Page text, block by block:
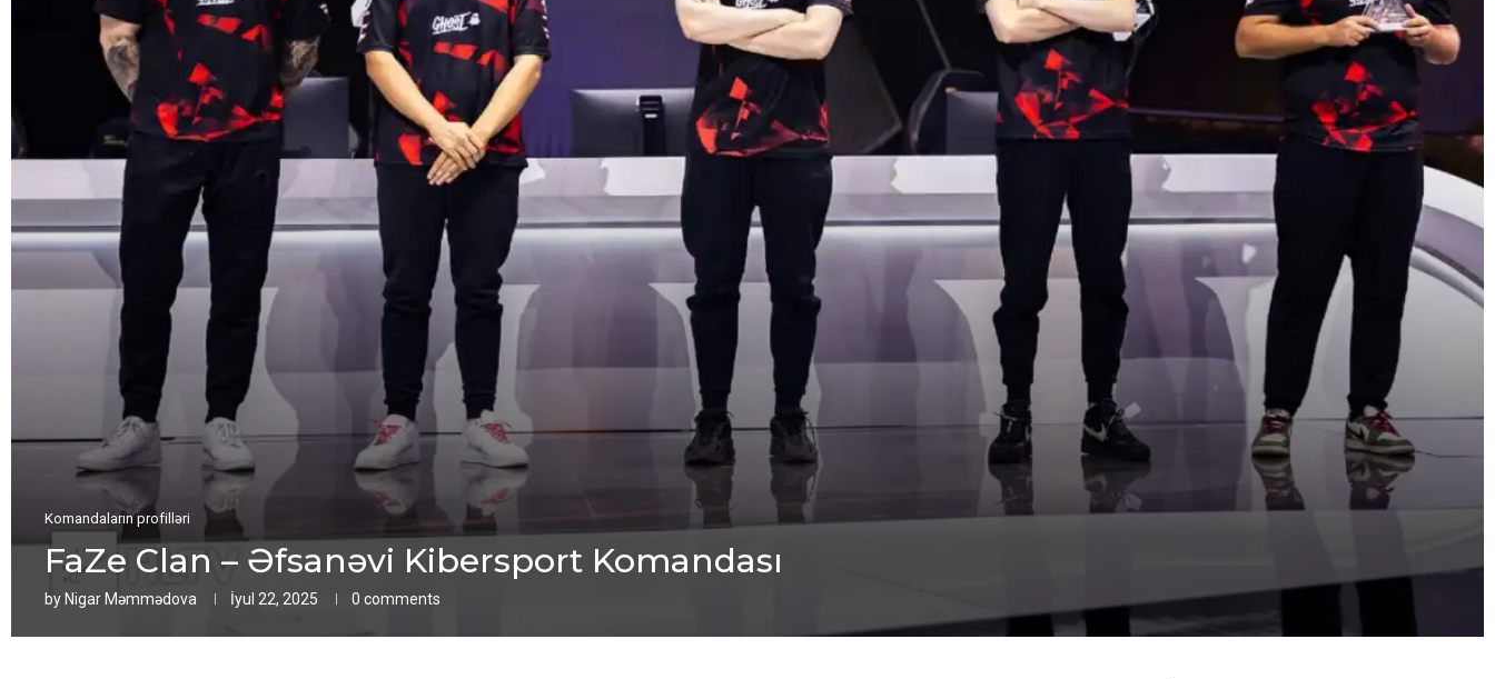
Komandaların profilləri
FaZe Clan – Əfsanəvi Kibersport Komandası
byNigar Məmmədova İyul 22, 2025 0 comments